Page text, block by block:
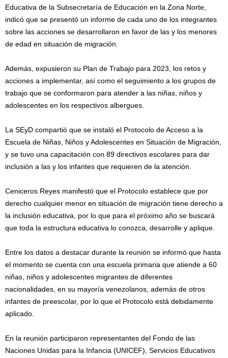
Educativa de la Subsecretaría de Educación en la Zona Norte,
indicó que se presentó un informe de cada uno de los integrantes
sobre las acciones se desarrollaron en favor de las y los menores
de edad en situación de migración.
Además, expusieron su Plan de Trabajo para 2023, los retos y
acciones a implementar, así como el seguimiento a los grupos de
trabajo que se conformaron para atender a las niñas, niños y
adolescentes en los respectivos albergues.
La SEyD compartió que se instaló el Protocolo de Acceso a la
Escuela de Niñas, Niños y Adolescentes en Situación de Migración,
y se tuvo una capacitación con 89 directivos escolares para dar
inclusión a las y los infantes que requieren de la atención.
Ceniceros Reyes manifestó que el Protocolo establece que por
derecho cualquier menor en situación de migración tiene derecho a
la inclusión educativa, por lo que para el próximo año se buscará
que toda la estructura educativa lo conozca, desarrolle y aplique.
Entre los datos a destacar durante la reunión se informó que hasta
el momento se cuenta con una escuela primaria que atiende a 60
niñas, niños y adolescentes migrantes de diferentes
nacionalidades, en su mayoría venezolanos, además de otros
infantes de preescolar, por lo que el Protocolo está debidamente
aplicado.
En la reunión participaron representantes del Fondo de las
Naciones Unidas para la Infancia (UNICEF), Servicios Educativos